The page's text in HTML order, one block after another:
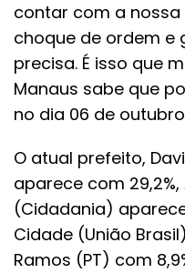
contar com a
choque de ordem e
precisa. É isso que
Manaus sabe que
no dia 06 de
O atual prefeito,
aparece com
(Cidadania)
Cidade (União
Ramos (PT) com